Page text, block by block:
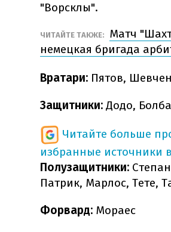
"Ворсклы".
ЧИТАЙТЕ ТАКЖЕ:
Матч
немецкая бригада
Вратари: Пятов,
Защитники: Додо,
Читайте больше
избранные источники
Полузащитники:
Патрик, Марлос, Тете,
Форвард: Мораес